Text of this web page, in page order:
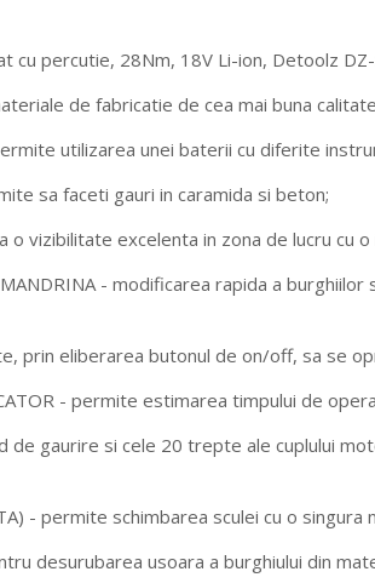
cu percutie, 28Nm, 18V Li-ion, Detoolz
de fabricatie de cea mai buna
utilizarea unei baterii cu diferite
sa faceti gauri in caramida si beton;
o vizibilitate excelenta in zona de lucru cu
MANDRINA - modificarea rapida a
prin eliberarea butonul de on/off, sa se
- permite estimarea timpului de
de gaurire si cele 20 trepte ale cuplului
- permite schimbarea sculei cu o
desurubarea usoara a burghiului din